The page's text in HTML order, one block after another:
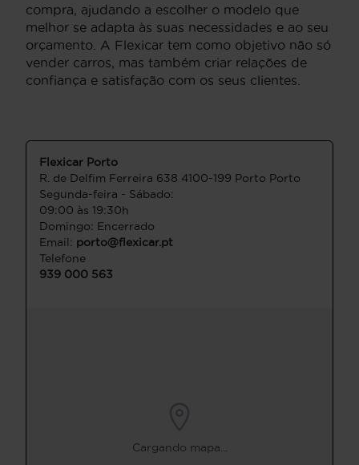
compra, ajudando a escolher o modelo que
melhor se adapta às suas necessidades e ao seu
orçamento. A Flexicar tem como objetivo não só
vender carros, mas também criar relações de
confiança e satisfação com os seus clientes.
Flexicar Porto
R. de Delfim Ferreira 638 4100-199 Porto Porto
Segunda-feira - Sábado:
09:00 às 19:30h
Domingo: Encerrado
Email: porto@flexicar.pt
Telefone
939 000 563
Cargando mapa...